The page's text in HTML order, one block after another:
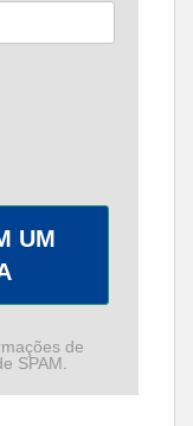
UM
de
SPAM.